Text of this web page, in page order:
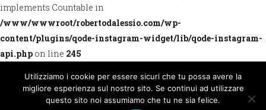
implements Countable in
/www/wwwroot/robertodalessio.com/wp-
content/plugins/qode-instagram-widget/lib/qode-instagram-
api.php on line 245
Utilizziamo i cookie per essere sicuri che tu possa avere la
migliore esperienza sul nostro sito. Se continui ad utilizzare
questo sito noi assumiamo che tu ne sia felice.